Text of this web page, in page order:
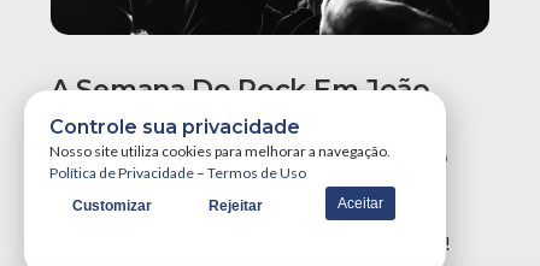
A Semana Do Rock Em João
Pessoa Promete Um Dos
Maiores Finais De Semana Do
A Semana do Rock em João Pessoa tá destruidora!
Controle sua privacidade
Nosso site utiliza cookies para melhorar a navegação.
Política de Privacidade – Termos de Uso
Customizar Rejeitar Aceitar